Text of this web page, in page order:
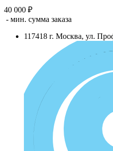
40 000 ₽
- мин. сумма заказа
117418 г. Москва, ул.